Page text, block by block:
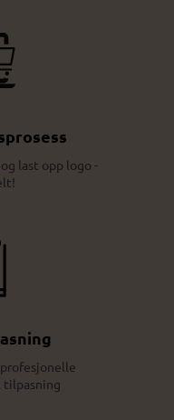
last opp logo -
tilpasning